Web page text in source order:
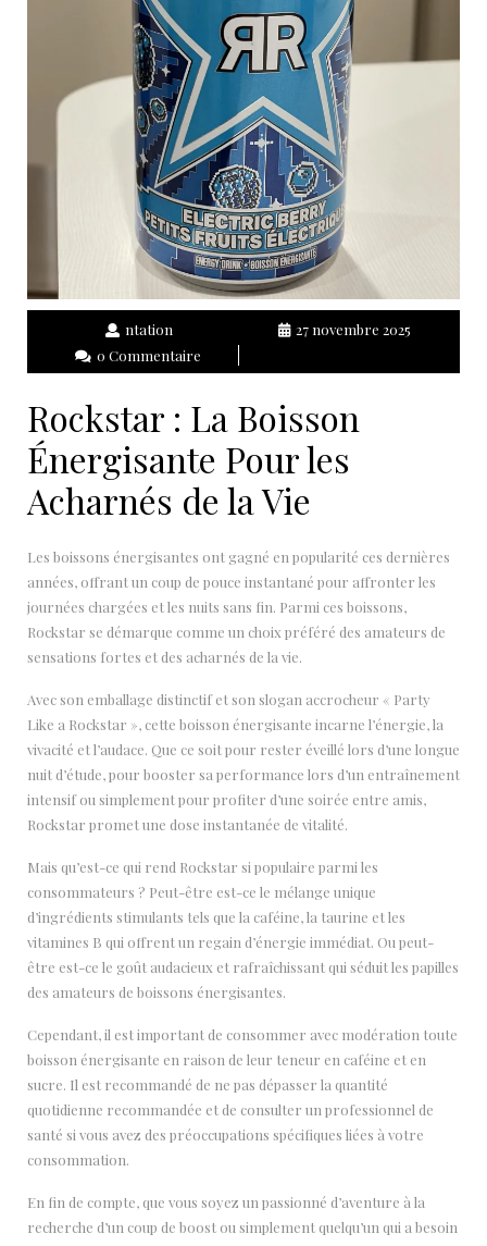
ntation
27 novembre 2025
0 Commentaire
Rockstar : La Boisson
Énergisante Pour les
Acharnés de la Vie
Les boissons énergisantes ont gagné en popularité ces dernières
années, offrant un coup de pouce instantané pour affronter les
journées chargées et les nuits sans fin. Parmi ces boissons,
Rockstar se démarque comme un choix préféré des amateurs de
sensations fortes et des acharnés de la vie.
Avec son emballage distinctif et son slogan accrocheur « Party
Like a Rockstar », cette boisson énergisante incarne l’énergie, la
vivacité et l’audace. Que ce soit pour rester éveillé lors d’une longue
nuit d’étude, pour booster sa performance lors d’un entraînement
intensif ou simplement pour profiter d’une soirée entre amis,
Rockstar promet une dose instantanée de vitalité.
Mais qu’est-ce qui rend Rockstar si populaire parmi les
consommateurs ? Peut-être est-ce le mélange unique
d’ingrédients stimulants tels que la caféine, la taurine et les
vitamines B qui offrent un regain d’énergie immédiat. Ou peut-
être est-ce le goût audacieux et rafraîchissant qui séduit les papilles
des amateurs de boissons énergisantes.
Cependant, il est important de consommer avec modération toute
boisson énergisante en raison de leur teneur en caféine et en
sucre. Il est recommandé de ne pas dépasser la quantité
quotidienne recommandée et de consulter un professionnel de
santé si vous avez des préoccupations spécifiques liées à votre
consommation.
En fin de compte, que vous soyez un passionné d’aventure à la
recherche d’un coup de boost ou simplement quelqu’un qui a besoin